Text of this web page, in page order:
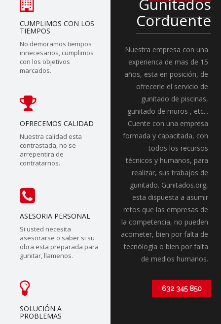
CUMPLIMOS CON LOS
TIEMPOS
No demoramos tiempos
innecesarios, cumplimos
con los objetivos
marcados.
OFRECEMOS CALIDAD
Nuestra calidad esta
contrastada, no se
arrepentira de
contratarnos.
ASESORIA PERSONAL
Si usted necesita
asesorarse o saber si su
obra esta preparada para
gunitar, llamenos.
SOLUCIÓN A
PROBLEMAS
Gunitados
Corduente
Nuestra empresa con una
experienca de mas de 15
años, esta en posición, de
ofrecerle el servicio de
gunitado de piscinas,
gunitado de muros , etc...
Cuente con una empresa
formada y capacitada, con
todos los recursos
técnicos y humanos, para
realizar, sus trabajos de
gunitado. Gunitados.org,
esta dispuesta a asumir
retos que las empresas de
la competencia, no pueden
acometer, bien por falta de
tecnólogia o bien por falta
de medios humanos.
632 345 850